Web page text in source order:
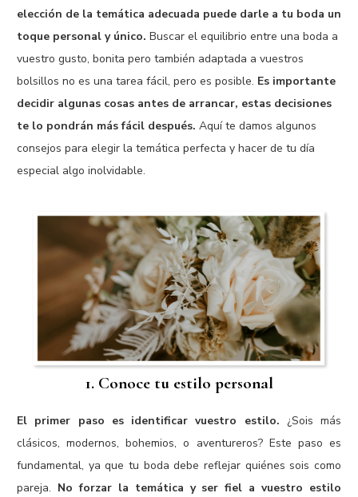
elección de la temática adecuada puede darle a tu boda un
toque personal y único. Buscar el equilibrio entre una boda a
vuestro gusto, bonita pero también adaptada a vuestros
bolsillos no es una tarea fácil, pero es posible. Es importante
decidir algunas cosas antes de arrancar, estas decisiones
te lo pondrán más fácil después. Aquí te damos algunos
consejos para elegir la temática perfecta y hacer de tu día
especial algo inolvidable.
1. Conoce tu estilo personal
El primer paso es identificar vuestro estilo. ¿Sois más
clásicos, modernos, bohemios, o aventureros? Este paso es
fundamental, ya que tu boda debe reflejar quiénes sois como
pareja. No forzar la temática y ser fiel a vuestro estilo